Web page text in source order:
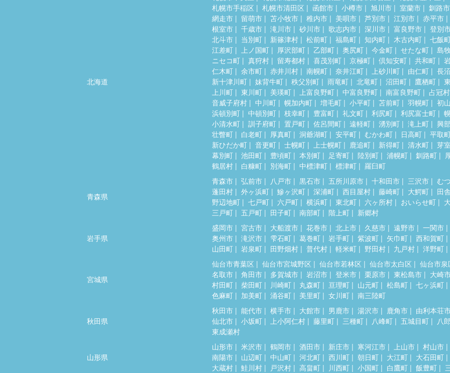
北海道
札幌市手稲区
札幌市清田区 函館市 小樽市 旭川市 室蘭市
釧路市
網走市
留萌市 苫小牧市 稚内市 美唄市 芦別市 江別市
赤平市
根室市
千歳市 滝川市 砂川市 歌志内市 深川市 富良野市
登別
北斗市
当別町 新篠津村 松前町 福島町 知内町 木古内町
七飯
江差町
上ノ国町 厚沢部町 乙部町 奥尻町 今金町 せたな町
島
ニセコ町
真狩村 留寿都村 喜茂別町 京極町 倶知安町 共和町
仁木町
余市町 赤井川村 南幌町 奈井江町 上砂川町 由仁町
長
新十津川町
妹背牛町 秩父別町 雨竜町 北竜町 沼田町 鷹栖町
上川町
東川町 美瑛町 上富良野町 中富良野町 南富良野町
占冠村
音威子府村
中川町 幌加内町 増毛町 小平町 苫前町 羽幌町
初
浜頓別町
中頓別町 枝幸町 豊富町 礼文町 利尻町 利尻富士町
小清水町
訓子府町 置戸町 佐呂間町 遠軽町 湧別町 滝上町
興
壮瞥町
白老町 厚真町 洞爺湖町 安平町 むかわ町 日高町
平取
新ひだか町
音更町 士幌町 上士幌町 鹿追町 新得町 清水町
芽
幕別町
池田町 豊頃町 本別町 足寄町 陸別町 浦幌町 釧路町
鶴居村
白糠町 別海町 中標津町 標津町 羅臼町
青森県
青森市 弘前市 八戸市 黒石市 五所川原市 十和田市 三沢市
む
蓬田村
外ヶ浜町 鰺ヶ沢町 深浦町 西目屋村 藤崎町 大鰐町
田
野辺地町
七戸町 六戸町 横浜町 東北町 六ヶ所村 おいらせ町
三戸町
五戸町 田子町 南部町 階上町 新郷村
岩手県
盛岡市 宮古市 大船渡市 花巻市 北上市 久慈市 遠野市
一関市
奥州市
滝沢市 雫石町 葛巻町 岩手町 紫波町 矢巾町
西和賀町
山田町
岩泉町 田野畑村 普代村 軽米町 野田村 九戸村 洋野町
宮城県
仙台市青葉区 仙台市宮城野区 仙台市若林区 仙台市太白区
仙台市泉
名取市
角田市 多賀城市 岩沼市 登米市 栗原市 東松島市
大崎
村田町
柴田町 川崎町 丸森町 亘理町 山元町 松島町
七ヶ浜町
色麻町
加美町 涌谷町 美里町 女川町 南三陸町
秋田県
秋田市 能代市 横手市 大館市 男鹿市 湯沢市 鹿角市
由利本荘
仙北市
小坂町 上小阿仁村 藤里町 三種町 八峰町 五城目町
八
東成瀬村
山形県
山形市 米沢市 鶴岡市 酒田市 新庄市 寒河江市 上山市
村山市
南陽市
山辺町 中山町 河北町 西川町 朝日町 大江町
大石田町
大蔵村
鮭川村 戸沢村 高畠町 川西町 小国町 白鷹町 飯豊町